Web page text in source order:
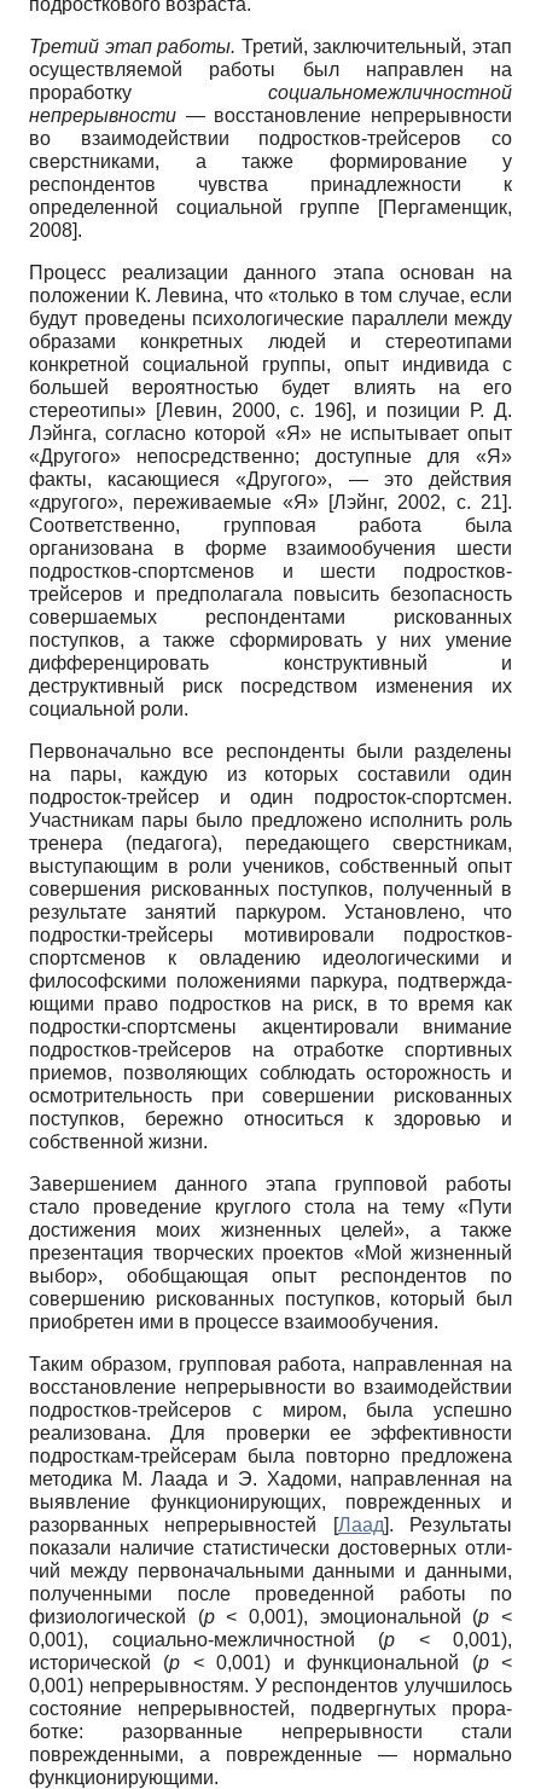
подросткового воз­раста.
Третий этап работы. Третий, заклю­чительный, этап
осуществляемой рабо­ты был направлен на
проработку соци­ально­межличностной
непрерывности — восстановление непрерывности
во взаи­модействии подростков-трейсеров со
сверстниками, а также формирование у
респондентов чувства принадлежности к
определенной социальной группе
[Пергаменщик,
2008].
Процесс реализации данного этапа осно­ван на
положении К. Левина, что «толь­ко в том случае, если
будут проведены психологические параллели между
обра­зами конкретных людей и стереотипами
конкретной социальной группы, опыт индивида с
большей вероятностью будет влиять на его
стереотипы» [Левин, 2000, с. 196], и позиции Р. Д.
Лэйнга, согласно которой «Я» не испытывает опыт
«Другого» не­посредственно; доступные для «Я»
фак­ты, касающиеся «Другого», — это дейст­вия
«другого», переживаемые «Я» [Лэйнг, 2002, с. 21].
Соответственно, групповая ра­бота была
организована в форме взаимо­обучения шести
подростков-спортсме­нов и шести подростков-
трейсеров и предполагала повысить безопасность
со­вершаемых респондентами рискованных
поступков, а также сформировать у них умение
дифференцировать конструк­тивный и
деструктивный риск посредст­вом изменения их
социальной роли.
Первоначально все респонденты бы­ли разделены
на пары, каждую из кото­рых составили один
подросток-трейсер и один подросток-спортсмен.
Участни­кам пары было предложено исполнить роль
тренера (педагога), передающего сверстникам,
выступающим в роли уче­ников, собственный опыт
совершения рискованных поступков, полученный в
результате занятий паркуром. Установ­лено, что
подростки-трейсеры мотиви­ровали подростков-
спортсменов к овла­дению идеологическими и
философски­ми положениями паркура, подтвержда­
ющими право подростков на риск, в то время как
подростки-спортсмены акцен­тировали внимание
подростков-трейсе­ров на отработке спортивных
приемов, позволяющих соблюдать осторожность и
осмотрительность при совершении ри­скованных
поступков, бережно отно­ситься к здоровью и
собственной жизни.
Завершением данного этапа группо­вой работы
стало проведение круглого стола на тему «Пути
достижения моих жизненных целей», а также
презентация творческих проектов «Мой жизненный
выбор», обобщающая опыт респонден­тов по
совершению рискованных по­ступков, который был
приобретен ими в процессе взаимообучения.
Таким образом, групповая работа, направленная на
восстановление не­прерывности во взаимодействии
под­ростков-трейсеров с миром, была ус­пешно
реализована. Для проверки ее эффективности
подросткам-трейсерам была повторно предложена
методика М. Лаада и Э. Хадоми, направленная на
выявление функционирующих, по­врежденных и
разорванных непрерыв­ностей
[Лаад]. Результаты
показали нали­чие статистически достоверных отли­
чий между первоначальными данными и данными,
полученными после прове­денной работы по
физиологической (р< 0,001), эмоциональной (р <
0,001), социально-межличностной (р < 0,001),
исторической (р < 0,001) и функцио­нальной (р<
0,001) непрерывностям. У респондентов улучшилось
состояние непрерывностей, подвергнутых прора­
ботке: разорванные непрерывнос­ти стали
поврежденными, а повреж­денные — нормально
функционирую­щими.